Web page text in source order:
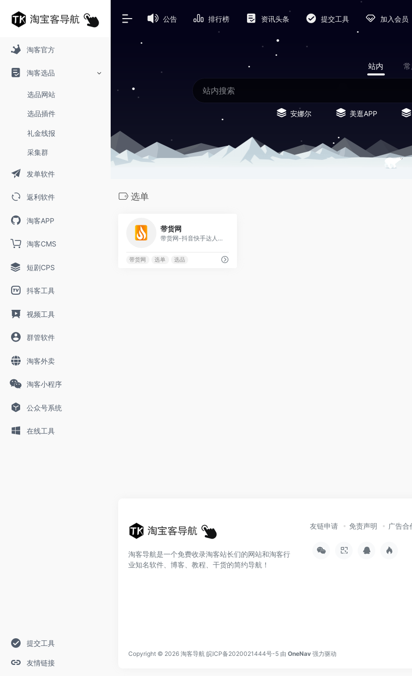
淘客官方
淘客选品
选品网站
选品插件
礼金线报
采集群
发单软件
返利软件
淘客APP
淘客CMS
短剧CPS
抖客工具
视频工具
群管软件
淘客外卖
淘客小程序
公众号系统
在线工具
提交工具
友情链接
公告 排行榜 资讯头条 提交工具 加入会员
站内
安娜尔 美逛APP
选单
带货网
带货网-抖音快手达人带货，免费拿样品，短视频分发平台
带货网 选单 选品
淘客导航是一个免费收录淘客站长们的网站和淘客行
业知名软件、博客、教程、干货的简约导航！
友链申请 免责声明 广告合
Copyright © 2026 淘客导航 皖ICP备2020021444号-5 由 OneNav 强力驱动